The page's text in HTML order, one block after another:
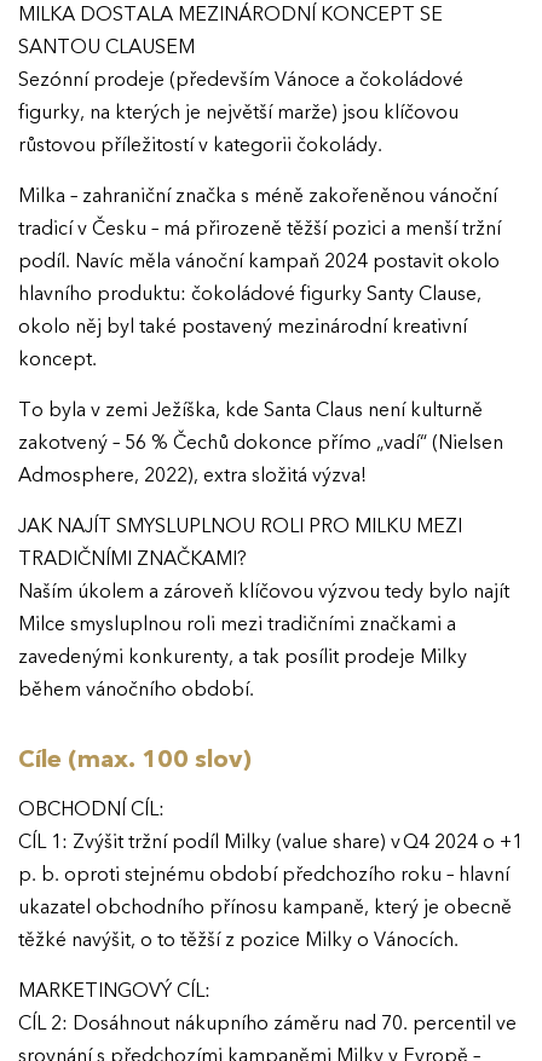
MILKA DOSTALA MEZINÁRODNÍ KONCEPT SE
SANTOU CLAUSEM
Sezónní prodeje (především Vánoce a čokoládové
figurky, na kterých je největší marže) jsou klíčovou
růstovou příležitostí v kategorii čokolády.
Milka – zahraniční značka s méně zakořeněnou vánoční
tradicí v Česku – má přirozeně těžší pozici a menší tržní
podíl. Navíc měla vánoční kampaň 2024 postavit okolo
hlavního produktu: čokoládové figurky Santy Clause,
okolo něj byl také postavený mezinárodní kreativní
koncept.
To byla v zemi Ježíška, kde Santa Claus není kulturně
zakotvený – 56 % Čechů dokonce přímo „vadí“ (Nielsen
Admosphere, 2022), extra složitá výzva!
JAK NAJÍT SMYSLUPLNOU ROLI PRO MILKU MEZI
TRADIČNÍMI ZNAČKAMI?
Naším úkolem a zároveň klíčovou výzvou tedy bylo najít
Milce smysluplnou roli mezi tradičními značkami a
zavedenými konkurenty, a tak posílit prodeje Milky
během vánočního období.
Cíle (max. 100 slov)
OBCHODNÍ CÍL:
CÍL 1: Zvýšit tržní podíl Milky (value share) v Q4 2024 o +1
p. b. oproti stejnému období předchozího roku – hlavní
ukazatel obchodního přínosu kampaně, který je obecně
těžké navýšit, o to těžší z pozice Milky o Vánocích.
MARKETINGOVÝ CÍL:
CÍL 2: Dosáhnout nákupního záměru nad 70. percentil ve